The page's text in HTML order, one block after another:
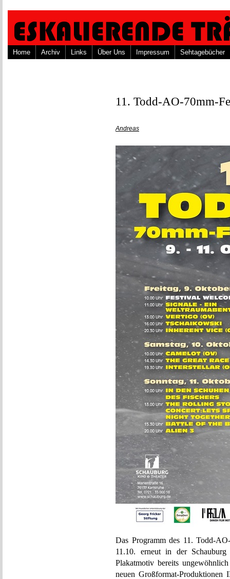
Home Archiv Links Über Uns Impressum Sehtagebücher
11. Todd-AO-70mm-
Andreas
Das Programm des 11. Todd-
11.10. erneut in der
Plakatmotiv bereits
neuen Großformat-